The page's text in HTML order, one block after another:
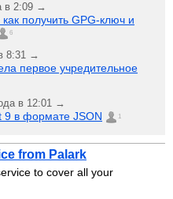
в 2:09 →
получить GPG-ключ и
6
8:31 →
первое учредительное
в 12:01 →
9 в формате JSON 1
from Palark
to cover all your